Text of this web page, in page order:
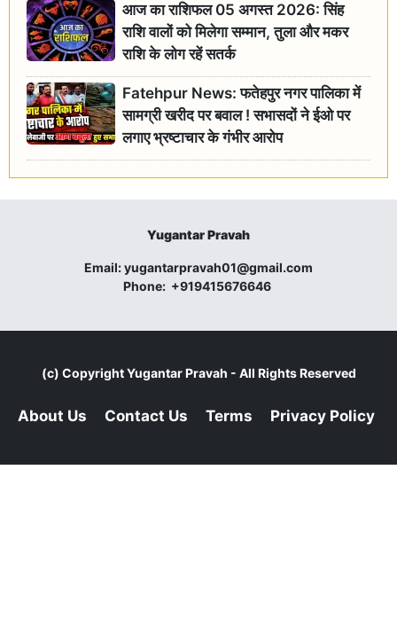
आज का राशिफल 05 अगस्त 2026: सिंह
राशि वालों को मिलेगा सम्मान, तुला और मकर
राशि के लोग रहें सतर्क
Fatehpur News: फतेहपुर नगर पालिका में
सामग्री खरीद पर बवाल ! सभासदों ने ईओ पर
लगाए भ्रष्टाचार के गंभीर आरोप
Yugantar Pravah
Email:yugantarpravah01@gmail.com
Phone: +919415676646
(c) CopyrightYugantar Pravah - All Rights Reserved
About Us Contact Us Terms Privacy Policy